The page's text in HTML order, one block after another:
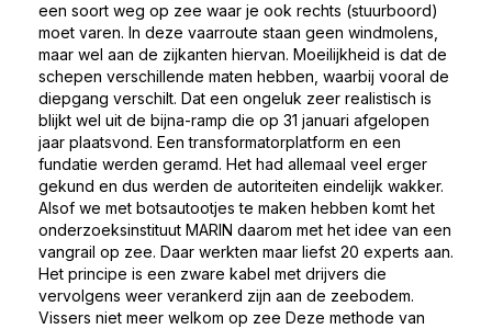
een soort weg op zee waar je ook rechts (stuurboord)
moet varen. In deze vaarroute staan geen windmolens,
maar wel aan de zijkanten hiervan. Moeilijkheid is dat de
schepen verschillende maten hebben, waarbij vooral de
diepgang verschilt. Dat een ongeluk zeer realistisch is
blijkt wel uit de bijna-ramp die op 31 januari afgelopen
jaar plaatsvond. Een transformatorplatform en een
fundatie werden geramd. Het had allemaal veel erger
gekund en dus werden de autoriteiten eindelijk wakker.
Alsof we met botsautootjes te maken hebben komt het
onderzoeksinstituut MARIN daarom met het idee van een
vangrail op zee. Daar werkten maar liefst 20 experts aan.
Het principe is een zware kabel met drijvers die
vervolgens weer verankerd zijn aan de zeebodem.
Vissers niet meer welkom op zee Deze methode van